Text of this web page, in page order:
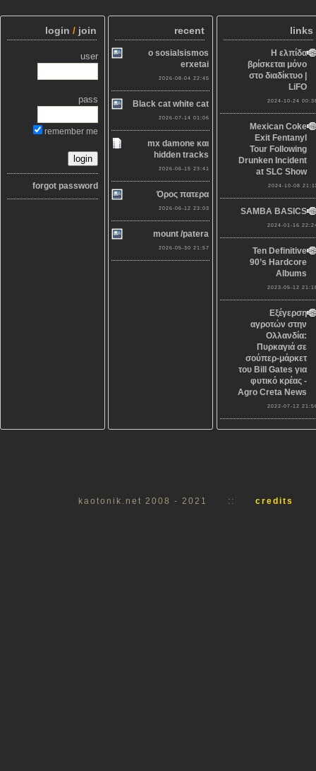
login / join
user
pass
remember me
forgot password
recent
o sosialsismos
erxetai
2026-08-04 22:45
Black cat white cat
2026-07-14 01:06
mx damone και
hidden tracks
2026-06-15 23:41
Όρος πατερα
2026-06-12 23:03
mount /patera
2026-05-30 21:57
links
Η ελπίδα
βρίσκεται μόνο
στο διαδίκτυο |
LiFO
2024-10-24
Mexican Coke
Exit Fentanyl
Tour Following
Drunken Incident
at SLC Show
2024-10-08
SAMBA BASICS
2024-01-16
Ten Definitive
90’s Hardcore
Albums
2023-05-12
Εξέγερση
αγροτών στην
Ολλανδία:
Πυρκαγιά σε
σούπερ-μάρκετ
του Bill Gates για
φυτικό κρέας -
Agro Creta News
2022-07-12
kaotonik.net 2008 - 2021 :: credits